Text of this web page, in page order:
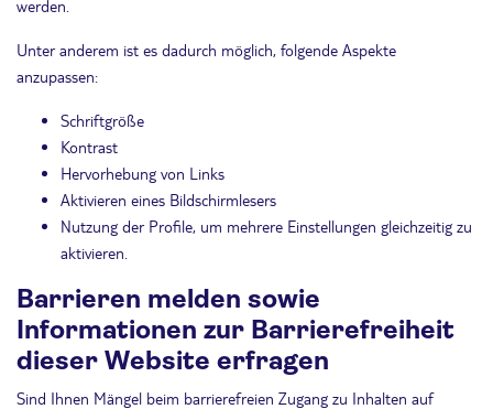
werden.
Unter anderem ist es dadurch möglich, folgende Aspekte
anzupassen:
Schriftgröße
Kontrast
Hervorhebung von Links
Aktivieren eines Bildschirmlesers
Nutzung der Profile, um mehrere Einstellungen gleichzeitig zu
aktivieren.
Barrieren melden sowie
Informationen zur Barrierefreiheit
dieser Website erfragen
Sind Ihnen Mängel beim barrierefreien Zugang zu Inhalten auf